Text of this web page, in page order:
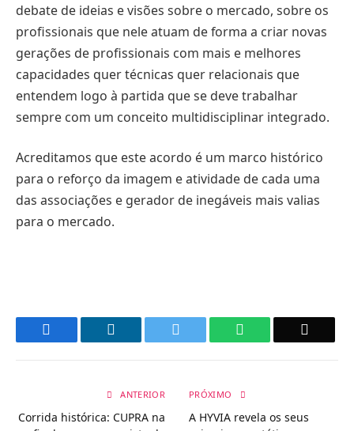
debate de ideias e visões sobre o mercado, sobre os
profissionais que nele atuam de forma a criar novas
gerações de profissionais com mais e melhores
capacidades quer técnicas quer relacionais que
entendem logo à partida que se deve trabalhar
sempre com um conceito multidisciplinar integrado.
Acreditamos que este acordo é um marco histórico
para o reforço da imagem e atividade de cada uma
das associações e gerador de inegáveis mais valias
para o mercado.
WhatsApp
ANTERIOR
Corrida histórica: CUPRA na
PRÓXIMO
A HYVIA revela os seus